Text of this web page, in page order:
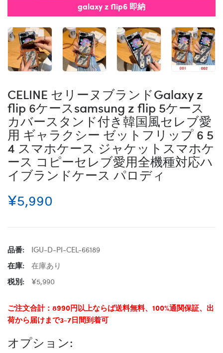
galaxy z flip6 即納
CELINE セリーヌブランドGalaxy z
flip 6ケースsamsung z flip 5ケース
カバースタンド付き韓国風セレブ愛
用 ギャラクシー ゼットフリップ 6 5
4 スマホケース ジャケットスマホケ
ース コピーセレブ愛用全機種対応ハ
イブランドケース パロディ
¥5,990
品番:
IGU-D-PI-CEL-66189
在庫:
在庫あり
税別:
¥5,990
ご注文合計：8990円以上ならば送料無料、100%通関保証、出
荷から届けまで3-7日間到着可
オプション: